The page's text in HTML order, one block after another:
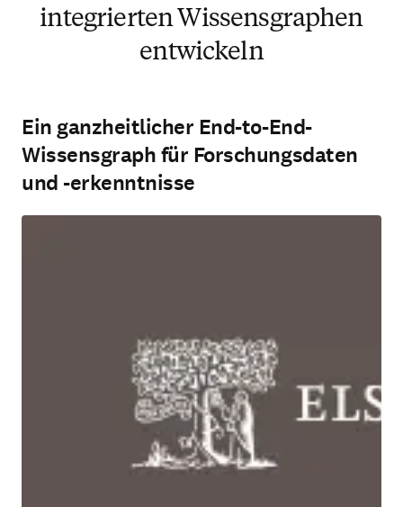
integrierten Wissensgraphen
entwickeln
Ein ganzheitlicher End-to-End-
Wissensgraph für Forschungsdaten
und -erkenntnisse